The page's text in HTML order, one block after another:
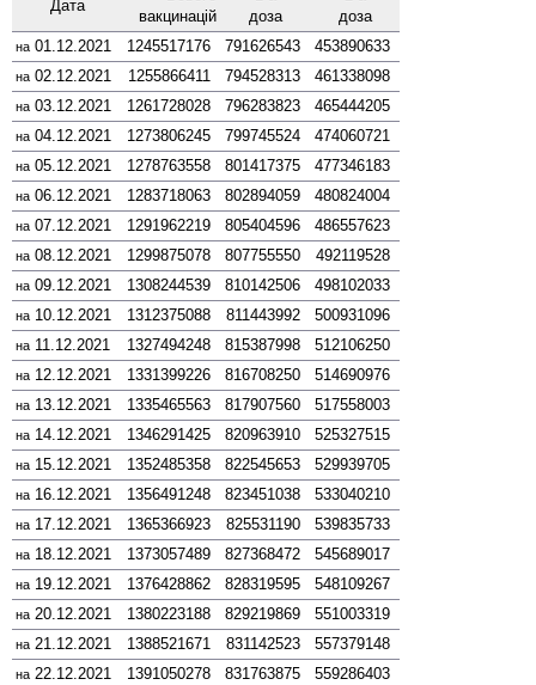
Дата
вакцинацій
доза
доза
на 01.12.2021 1245517176 791626543 453890633
на 02.12.2021 1255866411 794528313 461338098
на 03.12.2021 1261728028 796283823 465444205
на 04.12.2021 1273806245 799745524 474060721
на 05.12.2021 1278763558 801417375 477346183
на 06.12.2021 1283718063 802894059 480824004
на 07.12.2021 1291962219 805404596 486557623
на 08.12.2021 1299875078 807755550 492119528
на 09.12.2021 1308244539 810142506 498102033
на 10.12.2021 1312375088 811443992 500931096
на 11.12.2021 1327494248 815387998 512106250
на 12.12.2021 1331399226 816708250 514690976
на 13.12.2021 1335465563 817907560 517558003
на 14.12.2021 1346291425 820963910 525327515
на 15.12.2021 1352485358 822545653 529939705
на 16.12.2021 1356491248 823451038 533040210
на 17.12.2021 1365366923 825531190 539835733
на 18.12.2021 1373057489 827368472 545689017
на 19.12.2021 1376428862 828319595 548109267
на 20.12.2021 1380223188 829219869 551003319
на 21.12.2021 1388521671 831142523 557379148
на 22.12.2021 1391050278 831763875 559286403